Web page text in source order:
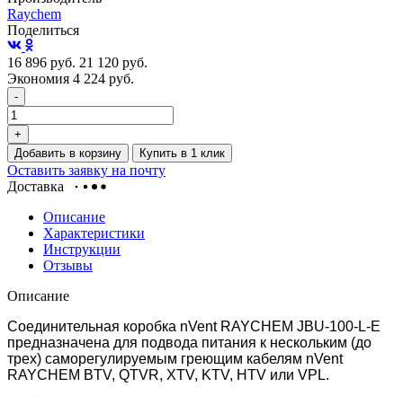
Raychem
Поделиться
16 896 руб. 21 120 руб.
Экономия 4 224 руб.
-
+
Добавить в корзину
Купить в 1 клик
Оставить заявку на почту
Доставка
Описание
Характеристики
Инструкции
Отзывы
Описание
Соединительная коробка nVent RAYCHEM JBU-100-L-E
предназначена для подвода питания к нескольким (до
трех) саморегулируемым греющим кабелям nVent
RAYCHEM BTV, QTVR, XTV, KTV, HTV или VPL.